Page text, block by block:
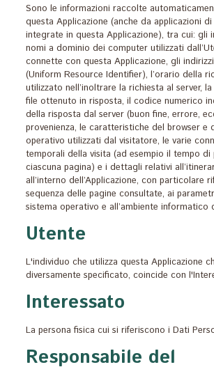
Sono le informazioni raccolte
questa Applicazione (anche da applicazioni
integrate in questa Applicazione), tra cui: gli
nomi a dominio dei computer utilizzati
connette con questa Applicazione, gli
(Uniform Resource Identifier), l’orario della
utilizzato nell’inoltrare la richiesta al server,
file ottenuto in risposta, il codice numerico
della risposta dal server (buon fine, errore,
provenienza, le caratteristiche del browser e
operativo utilizzati dal visitatore, le varie
temporali della visita (ad esempio il tempo di
ciascuna pagina) e i dettagli relativi
all’interno dell’Applicazione, con particolare
sequenza delle pagine consultate, ai
sistema operativo e all’ambiente informatico
Utente
L'individuo che utilizza questa Applicazione
diversamente specificato, coincide con
Interessato
La persona fisica cui si riferiscono i Dati
Responsabile del